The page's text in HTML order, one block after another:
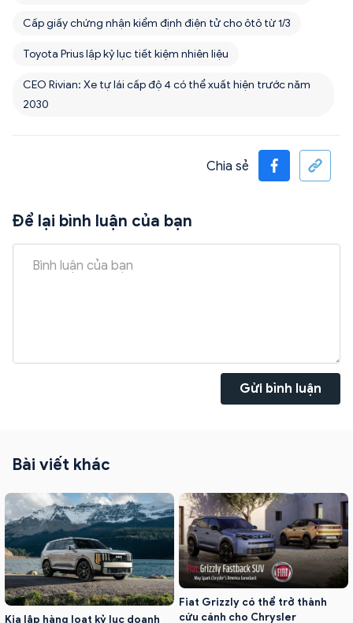
Cấp giấy chứng nhận kiểm định điện tử cho ôtô từ 1/3
Toyota Prius lập kỷ lục tiết kiệm nhiên liệu
CEO Rivian: Xe tự lái cấp độ 4 có thể xuất hiện trước năm
2030
Chia sẻ
Để lại bình luận của bạn
Gửi bình luận
Bài viết khác
Kia lập hàng loạt kỷ lục doanh
Fiat Grizzly có thể trở thành
cứu cánh cho Chrysler